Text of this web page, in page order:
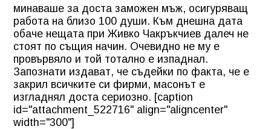
минаваше за доста заможен мъж, осигуряващ
работа на близо 100 души. Към днешна дата
обаче нещата при Живко Чакръкчиев далеч не
стоят по същия начин. Очевидно не му е
провървяло и той тотално е изпаднал.
Запознати издават, че съдейки по факта, че е
закрил всичките си фирми, масонът е
изгладнял доста сериозно. [caption
id="attachment_522716" align="aligncenter"
width="300"]